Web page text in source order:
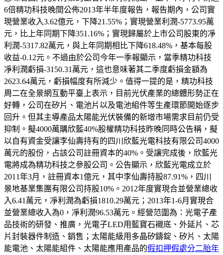
6倍精功科技晚間公佈2013年半年度報告，報告期內，公司實
現營業收入3.62億元，下降21.55%；實現營業利潤-5773.95萬
元，比上年同期下降351.16%；實現歸屬於上市公司股東的凈
利潤-5317.82萬元，與上年同期相比下降618.48%，基本每股
收益-0.12元。不過由於公司今年一季報顯示，當季精功科技
凈利潤虧損-3150.31萬元，這也意味著其二季度虧損金額為
2623.64萬元，虧損幅度有所減少。值得一提的是，精功科技
周二在全景網互動平臺上表示，目前光伏產業的總體形勢正在
好轉，公司在矽片、電池片以及電池組件等生產環節開始逐步
回升。但其主導產品太陽能光伏裝備的新增市場需求目前仍受
抑制。擬4000萬購欣藍40%股權精功科技昨晚同時公告稱，擬
以自有資金受讓李仙壽持有的四川欣藍光電科技有限公司4000
萬元的股份，占該公司註冊資本的40%。受讓完成後，欣藍光
電將成為精功科技之參股公司。公告顯示，欣藍光電成立於
2011年3月，註冊資本1億元，其中李仙壽持股87.91%，四川
景地基業集團有限公司持股10%。2012年度實現合並營業總收
入6.41萬元，凈利潤為虧損1810.29萬元；2013年1-6月實現合
並營業總收入為0，凈利潤96.53萬元。經營范圍為：光電子產
品技術的研發、推廣，光電子LED用藍寶石襯底、外延片、芯
片封裝器件制造、銷售；太陽能級用多晶矽鑄錠、矽片、太陽
能電池、太陽能組件、太陽能應用產品的假扣押假處分二胎年